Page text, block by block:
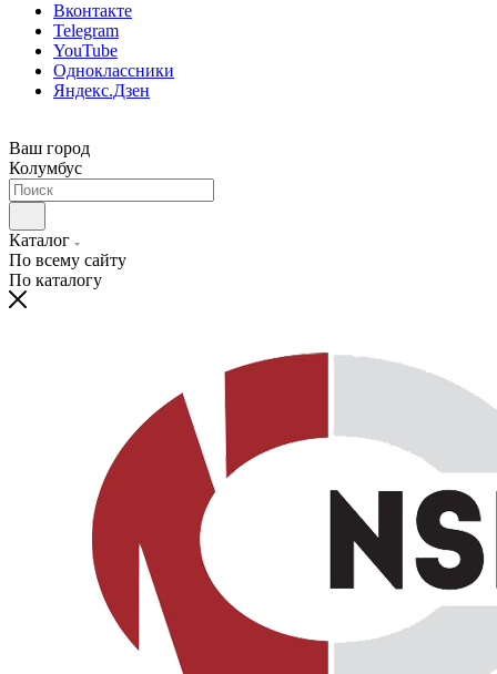
Вконтакте
Telegram
YouTube
Одноклассники
Яндекс.Дзен
Ваш город
Колумбус
Каталог
По всему сайту
По каталогу